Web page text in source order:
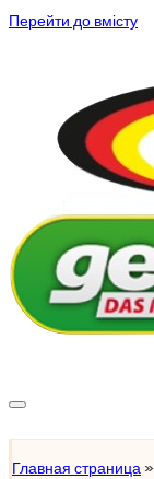
Перейти до вмісту
Главная страница »